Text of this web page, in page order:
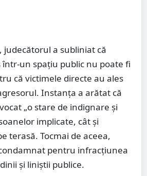
judecătorul a subliniat că
într-un spațiu public nu poate fi
că victimele directe au ales
Instanța a arătat că
„o stare de indignare și
implicate, cât și
terasă. Tocmai de aceea,
pentru infracțiunea
și liniștii publice.